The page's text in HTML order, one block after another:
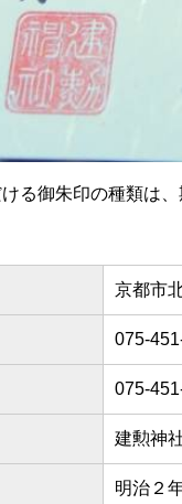
る御朱印の種類は、
京都市
075-
075-
建勲神
明治２